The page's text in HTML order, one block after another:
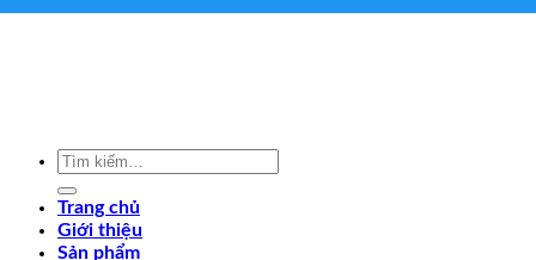
Tìm
Trang chủ
Giới thiệu
Sản phẩm